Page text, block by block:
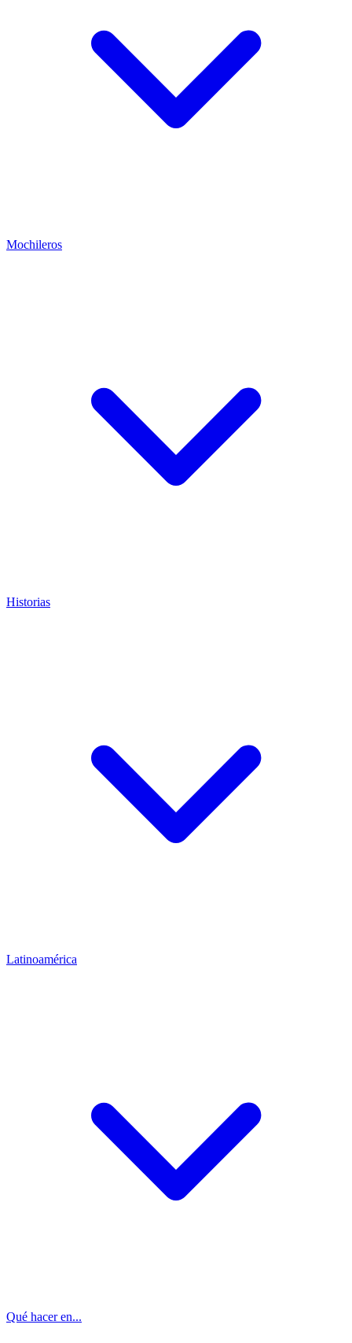
Mochileros
Historias
Latinoamérica
Qué hacer en...